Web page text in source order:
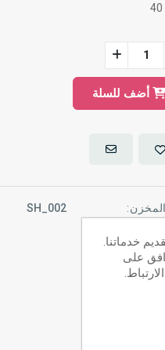
40
أضف للسلة
SH_002
خدماتنا.
على